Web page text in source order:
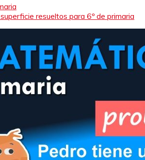
resueltos para 6º de primaria